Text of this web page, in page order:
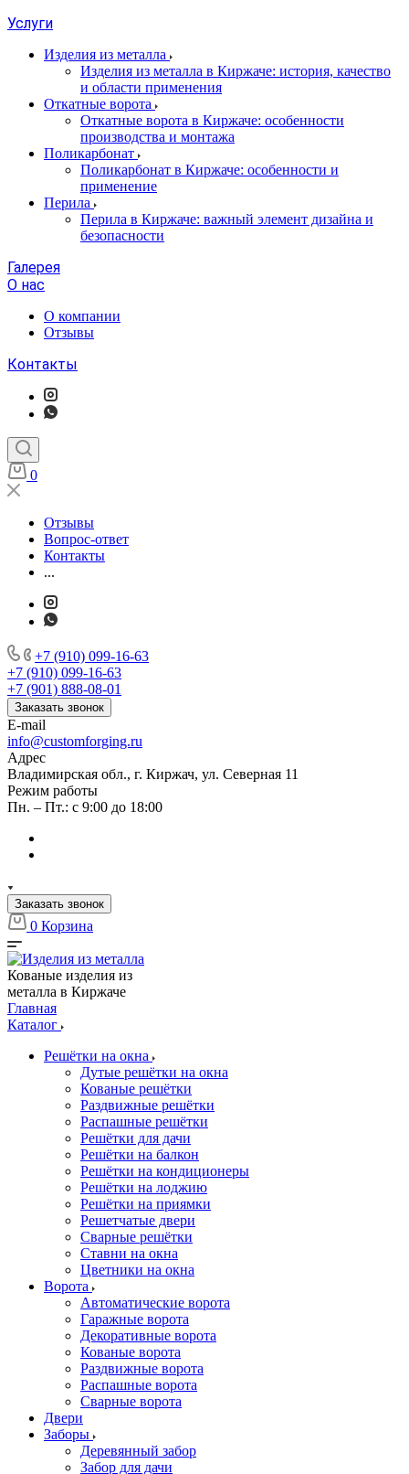
Услуги
Изделия из металла
Изделия из металла в Киржаче: история, качество
и области применения
Откатные ворота
Откатные ворота в Киржаче: особенности
производства и монтажа
Поликарбонат
Поликарбонат в Киржаче: особенности и
применение
Перила
Перила в Киржаче: важный элемент дизайна и
безопасности
Галерея
О нас
О компании
Отзывы
Контакты
0
Отзывы
Вопрос-ответ
Контакты
...
+7 (910) 099-16-63
+7 (910) 099-16-63
+7 (901) 888-08-01
Заказать звонок
E-mail
info@customforging.ru
Адрес
Владимирская обл., г. Киржач, ул. Северная 11
Режим работы
Пн. – Пт.: с 9:00 до 18:00
Заказать звонок
0 Корзина
Кованые изделия из
металла в Киржаче
Главная
Каталог
Решётки на окна
Дутые решётки на окна
Кованые решётки
Раздвижные решётки
Распашные решётки
Решётки для дачи
Решётки на балкон
Решётки на кондиционеры
Решётки на лоджию
Решётки на приямки
Решетчатые двери
Сварные решётки
Ставни на окна
Цветники на окна
Ворота
Автоматические ворота
Гаражные ворота
Декоративные ворота
Кованые ворота
Раздвижные ворота
Распашные ворота
Сварные ворота
Двери
Заборы
Деревянный забор
Забор для дачи